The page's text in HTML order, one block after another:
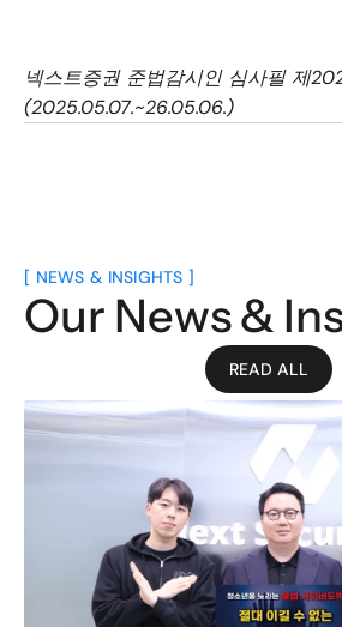
넥스트증권 준법감시인 심사필 제
(2025.05.07.~26.05.06.)
[ NEWS & INSIGHTS ]
Our News &
READ ALL